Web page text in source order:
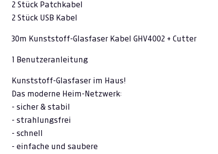
2 Stück Patchkabel
2 Stück USB Kabel
30m Kunststoff-Glasfaser Kabel GHV4002 + Cutter
1 Benutzeranleitung
Kunststoff-Glasfaser im Haus!
Das moderne Heim-Netzwerk:
- sicher & stabil
- strahlungsfrei
- schnell
- einfache und saubere